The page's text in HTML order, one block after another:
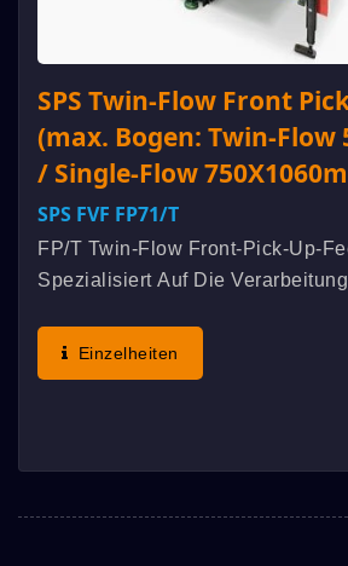
SPS Twin-Flow Front
(max. Bogen: Twin-Flow
/ Single-Flow
SPS FVF FP71/t
FP/t Twin-Flow Front-Pick-Up-
Spezialisiert Auf Die
Vollautomatischen Twin-Flow-
Zylindersiebdruckmaschine
Einzelheiten